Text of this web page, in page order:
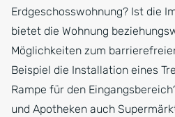
Erdgeschosswohnung? Ist die
bietet die Wohnung
Möglichkeiten zum
Beispiel die Installation eines
Rampe für den
und Apotheken auch